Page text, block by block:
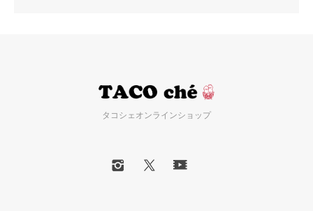
タコシェオンラインショップ